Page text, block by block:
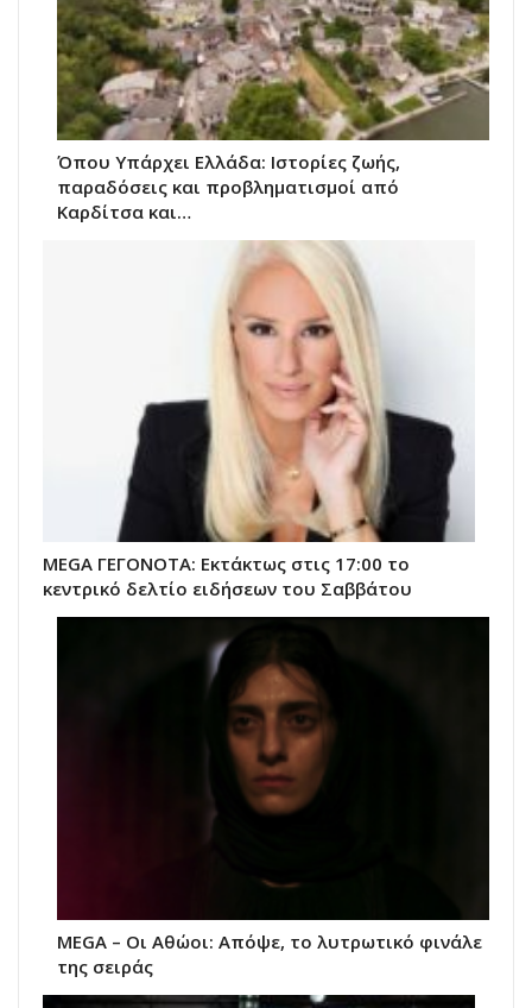
Όπου Υπάρχει Ελλάδα: Ιστορίες ζωής,
παραδόσεις και προβληματισμοί από
Καρδίτσα και…
MEGA ΓΕΓΟΝΟΤΑ: Εκτάκτως στις 17:00 το
κεντρικό δελτίο ειδήσεων του Σαββάτου
MEGA – Οι Αθώοι: Απόψε, το λυτρωτικό φινάλε
της σειράς